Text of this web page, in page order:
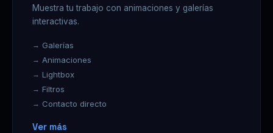
Muestra tu trabajo con animaciones y galerías
interactivas.
Galerías
Animaciones
Lightbox
Filtros
Contacto directo
Ver más